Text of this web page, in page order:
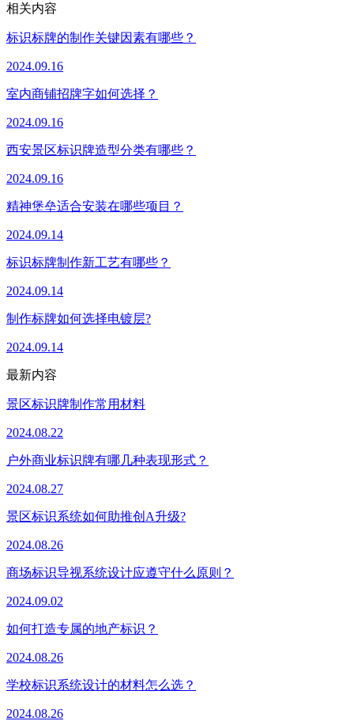
相关内容
标识标牌的制作关键因素有哪些？
2024.09.16
室内商铺招牌字如何选择？
2024.09.16
西安景区标识牌造型分类有哪些？
2024.09.16
精神堡垒适合安装在哪些项目？
2024.09.14
标识标牌制作新工艺有哪些？
2024.09.14
制作标牌如何选择电镀层?
2024.09.14
最新内容
景区标识牌制作常用材料
2024.08.22
户外商业标识牌有哪几种表现形式？
2024.08.27
景区标识系统如何助推创A升级?
2024.08.26
商场标识导视系统设计应遵守什么原则？
2024.09.02
如何打造专属的地产标识？
2024.08.26
学校标识系统设计的材料怎么选？
2024.08.26